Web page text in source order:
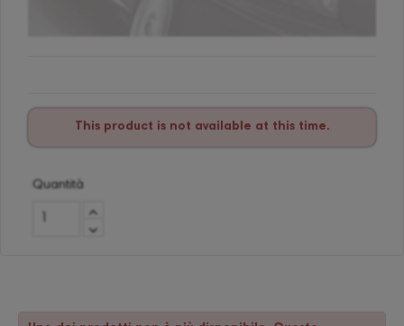
This product is not available at this time.
Quantità